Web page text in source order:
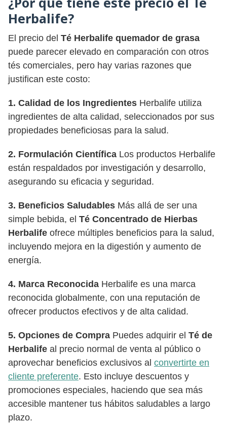
Herbalife?
El precio del Té Herbalife quemador de grasa
puede parecer elevado en comparación con otros
tés comerciales, pero hay varias razones que
justifican este costo:
1. Calidad de los Ingredientes Herbalife utiliza
ingredientes de alta calidad, seleccionados por sus
propiedades beneficiosas para la salud.
2. Formulación Científica Los productos Herbalife
están respaldados por investigación y desarrollo,
asegurando su eficacia y seguridad.
3. Beneficios Saludables Más allá de ser una
simple bebida, el Té Concentrado de Hierbas
Herbalife ofrece múltiples beneficios para la salud,
incluyendo mejora en la digestión y aumento de
energía.
4. Marca Reconocida Herbalife es una marca
reconocida globalmente, con una reputación de
ofrecer productos efectivos y de alta calidad.
5. Opciones de Compra Puedes adquirir el Té de
Herbalife al precio normal de venta al público o
aprovechar beneficios exclusivos al convertirte en
cliente preferente. Esto incluye descuentos y
promociones especiales, haciendo que sea más
accesible mantener tus hábitos saludables a largo
plazo.